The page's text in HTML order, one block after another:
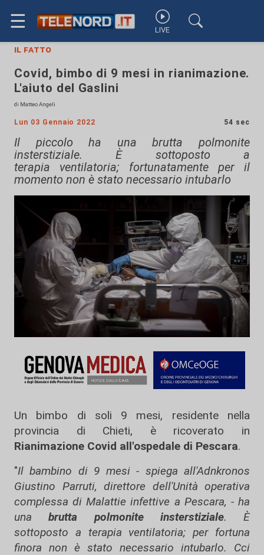
☰ LIVE
il fatto
Covid, bimbo di 9 mesi in rianimazione.
L'aiuto del Gaslini
di Matteo Angeli
Lun 03 Gennaio 2022 54 sec
Il piccolo ha una brutta polmonite
insterstiziale. È sottoposto a
terapia ventilatoria; fortunatamente per il
momento non è stato necessario intubarlo
Un bimbo di soli 9 mesi, residente nella
provincia di Chieti, è ricoverato in
Rianimazione Covid all'ospedale di Pescara.
"Il bambino di 9 mesi - spiega all'Adnkronos
Giustino Parruti, direttore dell'Unità operativa
complessa di Malattie infettive a Pescara, - ha
unabrutta polmonite insterstiziale. È
sottoposto a terapia ventilatoria; per fortuna
finora non è stato necessario intubarlo. Cci